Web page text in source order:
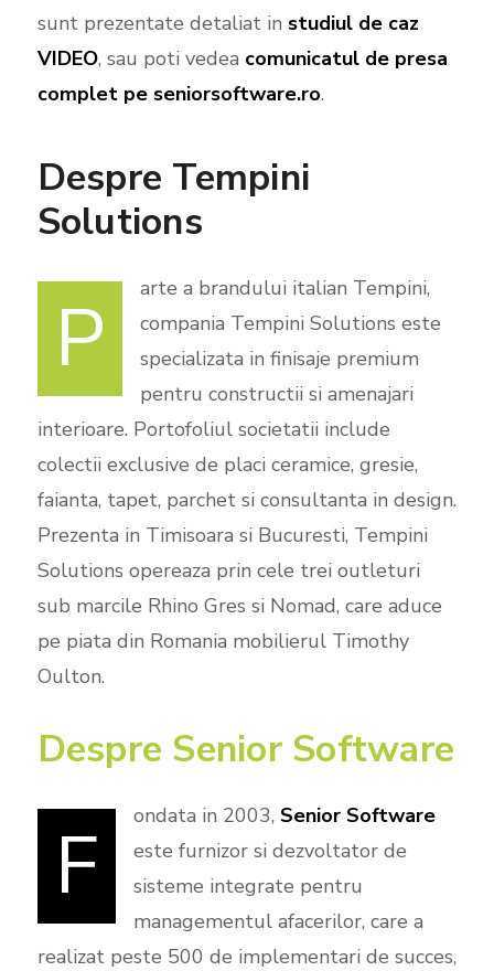
sunt prezentate detaliat in studiul de caz
VIDEO, sau poti vedea comunicatul de presa
complet pe seniorsoftware.ro.
Despre Tempini
Solutions
P
arte a brandului italian Tempini,
compania Tempini Solutions este
specializata in finisaje premium
pentru constructii si amenajari
interioare. Portofoliul societatii include
colectii exclusive de placi ceramice, gresie,
faianta, tapet, parchet si consultanta in design.
Prezenta in Timisoara si Bucuresti, Tempini
Solutions opereaza prin cele trei outleturi
sub marcile Rhino Gres si Nomad, care aduce
pe piata din Romania mobilierul Timothy
Oulton.
Despre Senior Software
F ondata in 2003, Senior Software
este furnizor si dezvoltator de
sisteme integrate pentru
managementul afacerilor, care a
realizat peste 500 de implementari de succes,